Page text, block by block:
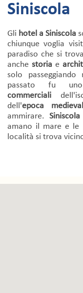
Siniscola
Gli hotel a Siniscola
chiunque voglia
paradiso che si
anche storia e
solo
passato fu
commerciali
dell'epoca
ammirare. Siniscola
amano il mare e le
località si trova